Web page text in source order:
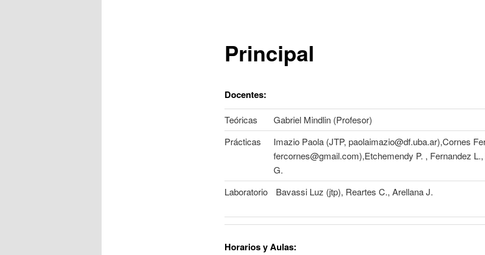
Principal
Docentes:
Teóricas
Gabriel Mindlin (Profesor)
Prácticas
Imazio Paola (JTP, paolaimazio@df.uba.ar),Cornes
fercornes@gmail.com),Etchemendy P. , Fernandez
G.
Laboratorio
Bavassi Luz (jtp), Reartes C., Arellana J.
Horarios y Aulas: